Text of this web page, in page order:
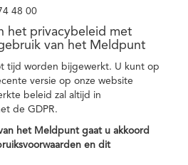
48 00
het privacybeleid met
van het Meldpunt
tijd worden bijgewerkt. U kunt op
versie op onze website
beleid zal altijd in
de GDPR.
het Meldpunt gaat u akkoord
en dit